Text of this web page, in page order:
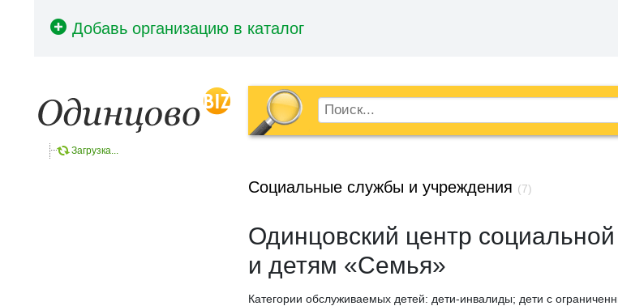
Загрузка...
Социальные службы и учреждения (7)
Одинцовский центр
и детям «Семья»
Категории обслуживаемых детей: дети-инвалиды; дети с